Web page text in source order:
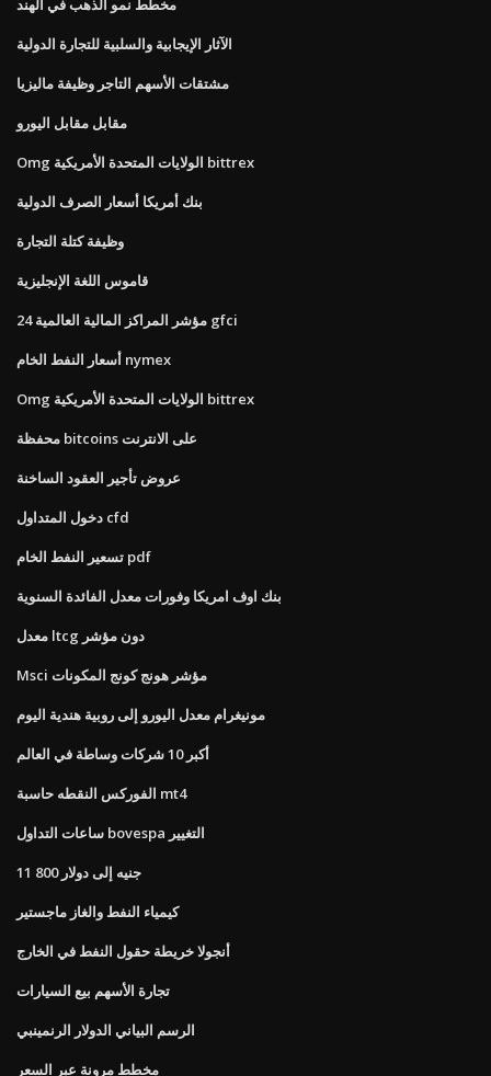
مخطط نمو الذهب في الهند
الآثار الإيجابية والسلبية للتجارة الدولية
مشتقات الأسهم التاجر وظيفة ماليزيا
مقابل مقابل اليورو
Omg الولايات المتحدة الأمريكية bittrex
بنك أمريكا أسعار الصرف الدولية
وظيفة كتلة التجارة
قاموس اللغة الإنجليزية
مؤشر المراكز المالية العالمية 24 gfci
أسعار النفط الخام nymex
Omg الولايات المتحدة الأمريكية bittrex
محفظة bitcoins على الانترنت
عروض تأجير العقود الساخنة
دخول المتداول cfd
تسعير النفط الخام pdf
بنك اوف امريكا وفورات معدل الفائدة السنوية
معدل ltcg دون مؤشر
Msci مؤشر هونج كونج المكونات
مونيغرام معدل اليورو إلى روبية هندية اليوم
أكبر 10 شركات وساطة في العالم
الفوركس النقطه حاسبة mt4
ساعات التداول bovespa التغيير
11 800 جنيه إلى دولار
كيمياء النفط والغاز ماجستير
أنجولا خريطة حقول النفط في الخارج
تجارة الأسهم بيع السيارات
الرسم البياني الدولار الرنمينبي
مخطط مرونة عبر السعر